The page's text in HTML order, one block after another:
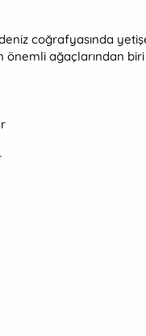
coğrafyasında
önemli ağaçlarından